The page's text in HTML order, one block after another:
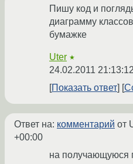
Пишу код и
диаграмму
бумажке
Uter ★
24.02.2011
Показать ответ
Ответ на: комментарий от
+00:00
на получающуюся